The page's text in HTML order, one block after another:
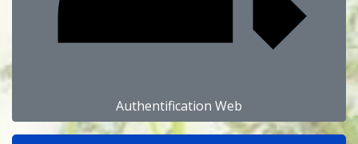
Authentification Web